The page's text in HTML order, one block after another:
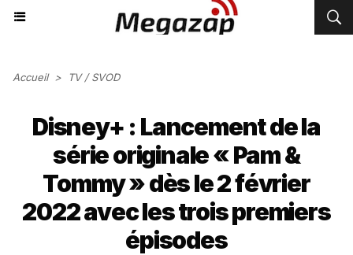
Accueil > TV / SVOD
Disney+ : Lancement de la
série originale « Pam &
Tommy » dès le 2 février
2022 avec les trois premiers
épisodes